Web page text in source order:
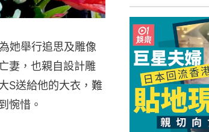
她舉行追思及雕像
妻，也親自設計雕
S送給他的大衣，難
惋惜。